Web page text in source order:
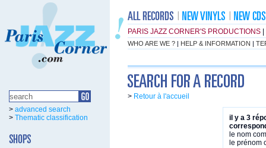
PARIS JAZZ CORNER'S PRODUCTIONS
WHO ARE WE ? | HELP & INFORMATION |
> advanced search
> Thematic classification
> Retour à l'accueil
il y a 3
le nom
le prénom